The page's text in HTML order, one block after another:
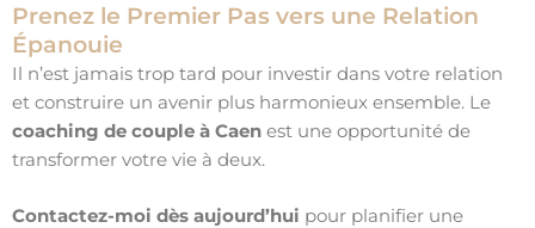
Prenez le Premier Pas vers une Relation
Épanouie
Il n’est jamais trop tard pour investir dans votre relation
et construire un avenir plus harmonieux ensemble. Le
coaching de couple à Caen est une opportunité de
transformer votre vie à deux.
Contactez-moi dès aujourd’hui pour planifier une